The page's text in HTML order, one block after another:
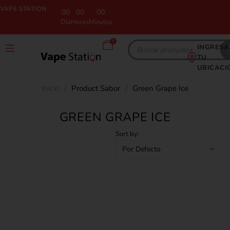
VAPE STATION 00
Día
00
Horas
00
Minutos
0
INGRESA
TU
Product Sabor Green Grape Ice
GREEN GRAPE ICE
Sort by: